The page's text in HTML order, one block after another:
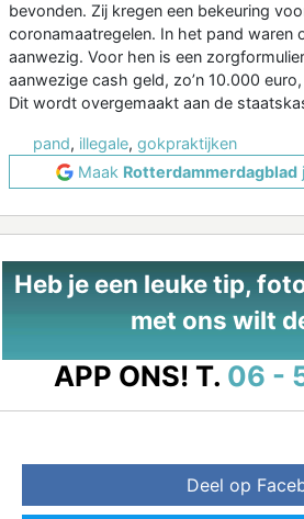
bevonden. Zij kregen een bekeuring
coronamaatregelen. In het pand waren
aanwezig. Voor hen is een
aanwezige cash geld, zo’n 10.000
Dit wordt overgemaakt aan de
pand, illegale, gokpraktijken
Maak Rotterdammerdagblad
Heb je een leuke tip,
met ons wilt
APP ONS! T. 06 -
Deel op